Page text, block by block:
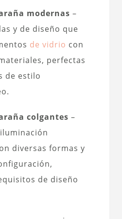
modernas –
y de diseño que
de vidrio con
perfectas
de estilo
colgantes –
diversas formas y
de diseño